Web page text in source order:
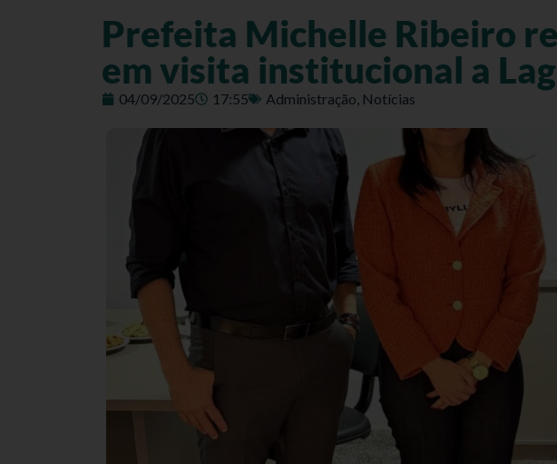
Prefeita Michelle Ribeiro
em visita institucional a
04/09/2025 17:55 Administração, Notícias